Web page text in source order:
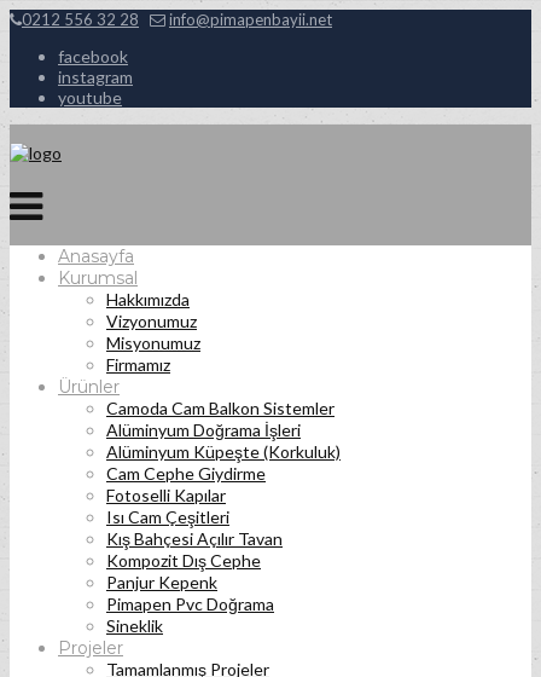
0212 556 32 28 info@pimapenbayii.net
facebook
instagram
youtube
Anasayfa
Kurumsal
Hakkımızda
Vizyonumuz
Misyonumuz
Firmamız
Ürünler
Camoda Cam Balkon Sistemler
Alüminyum Doğrama İşleri
Alüminyum Küpeşte (Korkuluk)
Cam Cephe Giydirme
Fotoselli Kapılar
Isı Cam Çeşitleri
Kış Bahçesi Açılır Tavan
Kompozit Dış Cephe
Panjur Kepenk
Pimapen Pvc Doğrama
Sineklik
Projeler
Tamamlanmış Projeler